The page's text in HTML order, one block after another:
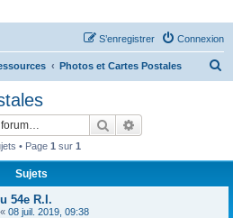
-
Connexion
S’enregistrer
Photos et Cartes Postales
Rechercher
• Page 1 sur 1
Sujets
54e R.I.
« 08 juil. 2019, 09:38